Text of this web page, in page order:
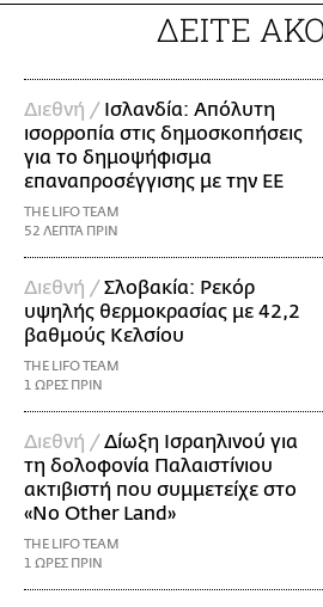
ΔΕΙΤΕ
Διεθνή / Ισλανδία: Απόλυτη
ισορροπία στις δημοσκοπήσεις
για το δημοψήφισμα
επαναπροσέγγισης με την ΕΕ
THE LIFO TEAM
52 ΛΕΠΤΑ ΠΡΙΝ
Διεθνή /Σλοβακία: Ρεκόρ
υψηλής θερμοκρασίας με 42,2
βαθμούς Κελσίου
THE LIFO TEAM
1 ΩΡΕΣ ΠΡΙΝ
Διεθνή /Δίωξη Ισραηλινού για
τη δολοφονία Παλαιστίνιου
ακτιβιστή που συμμετείχε στο
«No Other Land»
THE LIFO TEAM
1 ΩΡΕΣ ΠΡΙΝ